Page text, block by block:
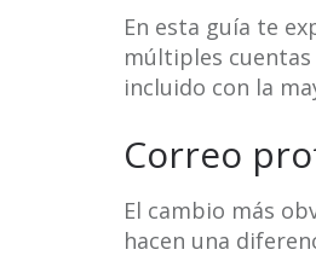
En esta guía te
múltiples
incluido con la
Correo
El cambio más
hacen una